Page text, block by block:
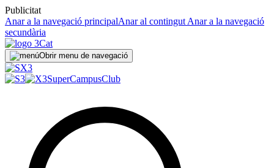
Publicitat
Anar a la navegació principalAnar al contingut Anar a la navegació
secundària
Obrir menu de navegació
SuperCampusClub